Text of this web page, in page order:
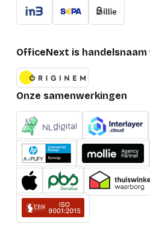
OfficeNext is handelsnaam
Onze samenwerkingen